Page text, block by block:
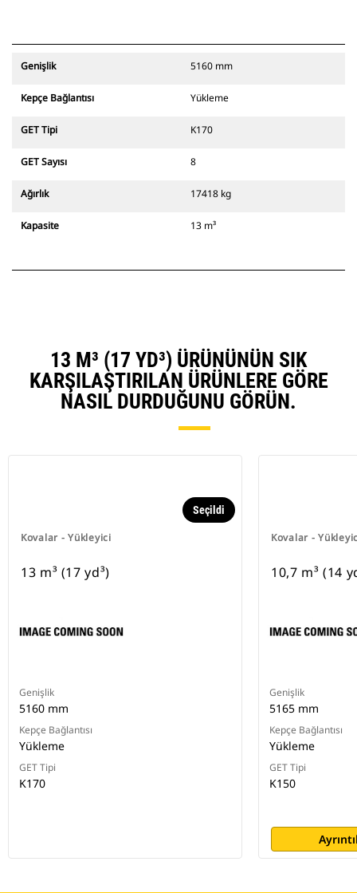
Genişlik 5160 mm
Kepçe Bağlantısı Yükleme
GET Tipi K170
GET Sayısı 8
Ağırlık 17418 kg
Kapasite 13 m³
13 M³ (17 YD³) ÜRÜNÜNÜN SIK
KARŞILAŞTIRILAN ÜRÜNLERE GÖRE
NASIL DURDUĞUNU GÖRÜN.
Kovalar - Yükleyici
Seçildi
13 m³ (17 yd³)
Genişlik
5160 mm
Kepçe Bağlantısı
Yükleme
GET Tipi
K170
Kovalar -
10,7 m³ (14
Genişlik
5165 mm
Kepçe Bağlantısı
Yükleme
GET Tipi
K150